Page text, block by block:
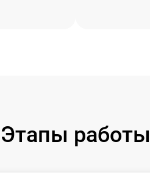
Этапы работы